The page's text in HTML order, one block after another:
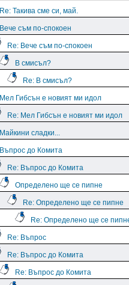
Re: Такива сме си, май.
Вече съм по-спокоен
Re: Вече съм по-спокоен
В смисъл?
Re: В смисъл?
Мел Гибсън е новият ми идол
Re: Мел Гибсън е новият ми идол
Майкини сладки...
Въпрос до Комита
Re: Въпрос до Комита
Определено ще се пипне
Re: Определено ще се пипне
Re: Определено ще се
Re: Въпрос
Re: Въпрос до Комита
Re: Въпрос до Комита